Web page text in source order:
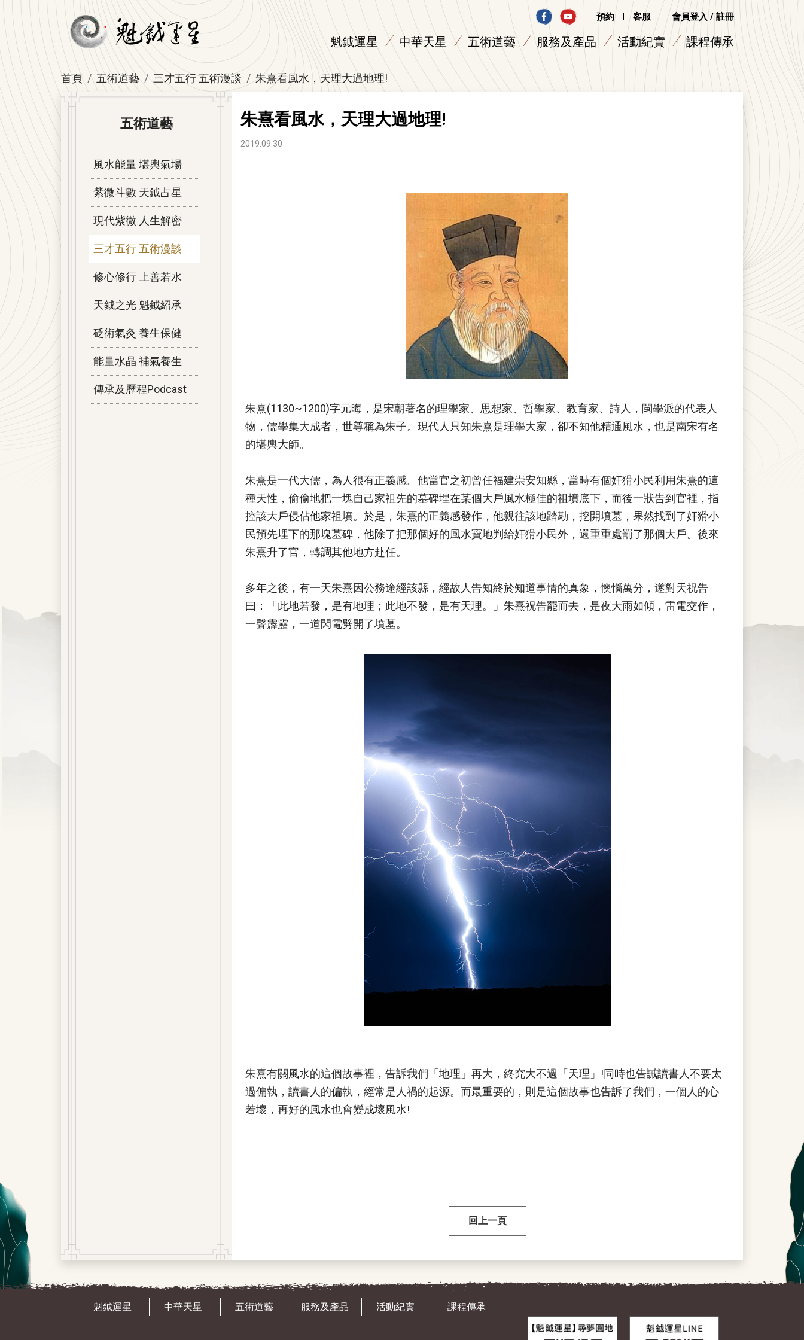
魁鉞運星 中華天星 五術道藝 服務及產品 活動紀實 課程傳承
預約 客服 會員登入 / 註冊
首頁 五術道藝 三才五行 五術漫談 朱熹看風水，天理大過地理!
五術道藝
風水能量 堪輿氣場
紫微斗數 天鉞占星
現代紫微 人生解密
三才五行 五術漫談
修心修行 上善若水
天鉞之光 魁鉞紹承
砭術氣灸 養生保健
能量水晶 補氣養生
傳承及歷程Podcast
朱熹看風水，天理大過地理!
2019.09.30
朱熹(1130~1200)字元晦，是宋朝著名的理學家、思想家、哲學家、教育家、詩人，閩學派的代表人
物，儒學集大成者，世尊稱為朱子。現代人只知朱熹是理學大家，卻不知他精通風水，也是南宋有名
的堪輿大師。
朱熹是一代大儒，為人很有正義感。他當官之初曾任福建崇安知縣，當時有個奸猾小民利用朱熹的這
種天性，偷偷地把一塊自己家祖先的墓碑埋在某個大戶風水極佳的祖墳底下，而後一狀告到官裡，指
控該大戶侵佔他家祖墳。於是，朱熹的正義感發作，他親往該地踏勘，挖開墳墓，果然找到了奸猾小
民預先埋下的那塊墓碑，他除了把那個好的風水寶地判給奸猾小民外，還重重處罰了那個大戶。後來
朱熹升了官，轉調其他地方赴任。
多年之後，有一天朱熹因公務途經該縣，經故人告知終於知道事情的真象，懊惱萬分，遂對天祝告
曰：「此地若發，是有地理；此地不發，是有天理。」朱熹祝告罷而去，是夜大雨如傾，雷電交作，
一聲霹靂，一道閃電劈開了墳墓。
朱熹有關風水的這個故事裡，告訴我們「地理」再大，終究大不過「天理」!同時也告誡讀書人不要太
過偏執，讀書人的偏執，經常是人禍的起源。而最重要的，則是這個故事也告訴了我們，一個人的心
若壞，再好的風水也會變成壞風水!
回上一頁
魁鉞運星 中華天星 五術道藝 服務及產品 活動紀實 課程傳承